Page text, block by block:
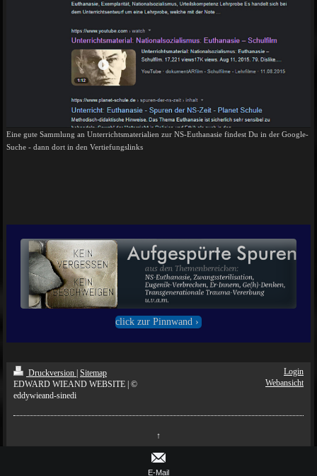
Eine gute Sammlung an Unterrichtsmaterialien zur NS-Euthanasie findest Du in der Google-
Suche - dann dort in den Vertiefungslinks
click zur Pinnwand
Druckversion Sitemap
EDWARD WIEAND WEBSITE | ©
eddywieand-sinedi
Login
Webansicht
↑
E-Mail